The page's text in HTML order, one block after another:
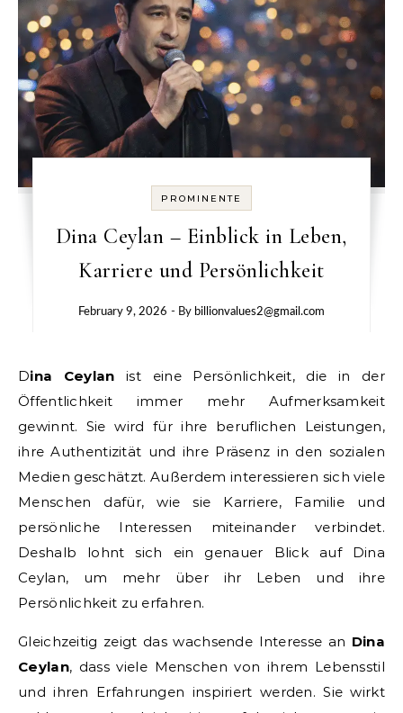
PROMINENTE
Dina Ceylan – Einblick in Leben,
Karriere und Persönlichkeit
February 9, 2026 - By billionvalues2@gmail.com
Dina Ceylan ist eine Persönlichkeit, die in der
Öffentlichkeit immer mehr Aufmerksamkeit
gewinnt. Sie wird für ihre beruflichen Leistungen,
ihre Authentizität und ihre Präsenz in den sozialen
Medien geschätzt. Außerdem interessieren sich viele
Menschen dafür, wie sie Karriere, Familie und
persönliche Interessen miteinander verbindet.
Deshalb lohnt sich ein genauer Blick auf Dina
Ceylan, um mehr über ihr Leben und ihre
Persönlichkeit zu erfahren.
Gleichzeitig zeigt das wachsende Interesse an Dina
Ceylan, dass viele Menschen von ihrem Lebensstil
und ihren Erfahrungen inspiriert werden. Sie wirkt